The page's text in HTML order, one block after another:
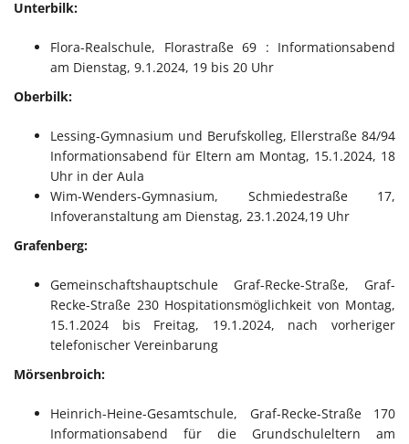
Unterbilk:
Flora-Realschule, Florastraße 69 : Informationsabend
am Dienstag, 9.1.2024, 19 bis 20 Uhr
Oberbilk:
Lessing-Gymnasium und Berufskolleg, Ellerstraße 84/94
Informationsabend für Eltern am Montag, 15.1.2024, 18
Uhr in der Aula
Wim-Wenders-Gymnasium, Schmiedestraße 17,
Infoveranstaltung am Dienstag, 23.1.2024,19 Uhr
Grafenberg:
Gemeinschaftshauptschule Graf-Recke-Straße, Graf-
Recke-Straße 230 Hospitationsmöglichkeit von Montag,
15.1.2024 bis Freitag, 19.1.2024, nach vorheriger
telefonischer Vereinbarung
Mörsenbroich:
Heinrich-Heine-Gesamtschule, Graf-Recke-Straße 170
Informationsabend für die Grundschuleltern am